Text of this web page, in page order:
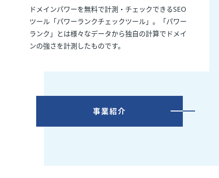
ドメインパワーを無料で計測・チェックできるSEO
ツール「パワーランクチェックツール」。「パワー
ランク」とは様々なデータから独自の計算でドメイ
ンの強さを計測したものです。
事業紹介